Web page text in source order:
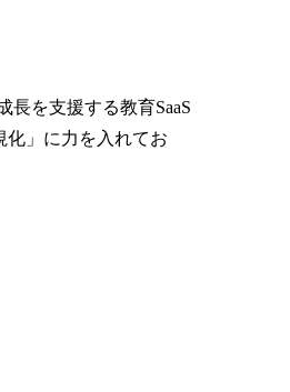
長を支援する教育SaaS
化」に力を入れてお